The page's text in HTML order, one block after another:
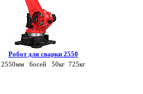
Робот для сварки 2550
2550мм 6осей 50кг 725кг